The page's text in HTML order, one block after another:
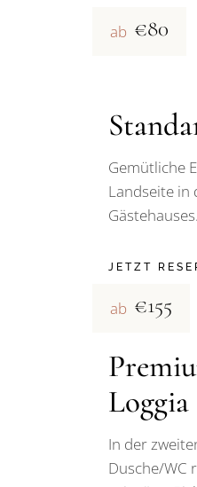
ab €80
Gemütliche
Landseite in
JETZT
ab €155
Loggia
In der
Dusche/WC